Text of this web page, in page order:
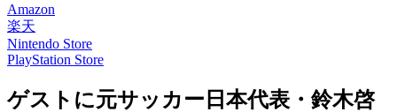
Amazon
楽天
Nintendo Store
PlayStation Store
ゲストに元サッカー日本代表・鈴木啓